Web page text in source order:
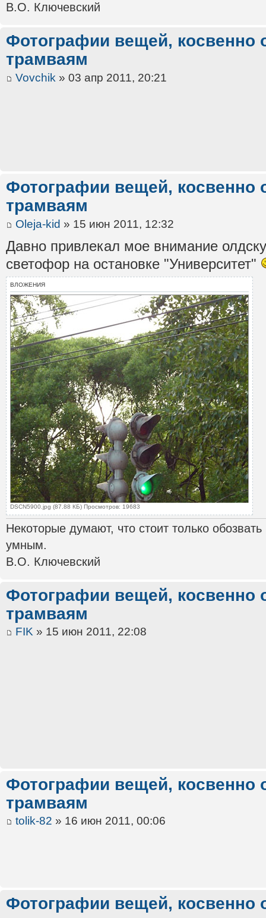
В.О. Ключевский
Фотографии вещей, косвенно
трамваям
Vovchik » 03 апр 2011, 20:21
Фотографии вещей, косвенно
трамваям
Oleja-kid » 15 июн 2011, 12:32
Давно привлекал мое внимание
светофор на остановке "Университет"
ВЛОЖЕНИЯ
DSCN5900.jpg (87.88 КБ) Просмотров: 19683
Некоторые думают, что стоит только
умным.
В.О. Ключевский
Фотографии вещей, косвенно
трамваям
FIK » 15 июн 2011, 22:08
Фотографии вещей, косвенно
трамваям
tolik-82 » 16 июн 2011, 00:06
Фотографии вещей, косвенно